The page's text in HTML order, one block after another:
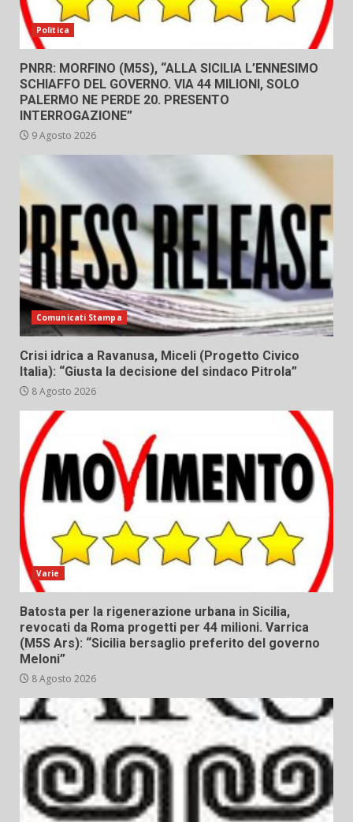
Politica
PNRR: MORFINO (M5S), “ALLA SICILIA L’ENNESIMO
SCHIAFFO DEL GOVERNO. VIA 44 MILIONI, SOLO
PALERMO NE PERDE 20. PRESENTO
INTERROGAZIONE”
9 Agosto 2026
Comunicati Stampa
Crisi idrica a Ravanusa, Miceli (Progetto Civico
Italia): “Giusta la decisione del sindaco Pitrola”
8 Agosto 2026
Varie
Batosta per la rigenerazione urbana in Sicilia,
revocati da Roma progetti per 44 milioni. Varrica
(M5S Ars): “Sicilia bersaglio preferito del governo
Meloni”
8 Agosto 2026